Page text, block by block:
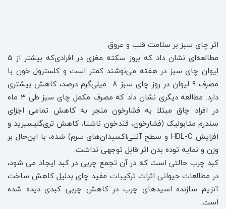
اثر چای سبز بر سلامت قلب و عروق
مطالعه‌‌ای نشان داد که بروز سکته مغزی در افرادی‌که بیشتر از ۵
لیوان چای سبز در هفته می‌نوشند کمتر است و کلسترول خون با
مصرف ۹ لیوان در روز چای سبز ۸ میلی‌گرم درصد، کاهش بیشتری
دارد. مطالعه دیگری نشان داد که مصرف مکمل چای سبز طی ۳ ماه
در افراد چاق مبتلا به فشارخون منجر به کاهش تمامی اجزای
سندرم متابولیک (فشارخون، قندخون ناشتا، کاهش تری‌گلیسیرید و
افزایش HDL-C و سطح آنتی‌اکسیدان‌های سرم) شده، با ‌‌این‌حال بر
وزن و نمایه توده بدن اثر قابل توجهی نداشت.
کبد چرب حالتی است که در آن تجمع چربی در کبد ‌‌ایجاد می شود،
در مطالعات حیوانی اثرات ترکیبات مفید چای بدلیل کاهش ساخت
آنزیم سازنده اسید‌های چرب در کاهش چربی کبدی دیده شده
است.